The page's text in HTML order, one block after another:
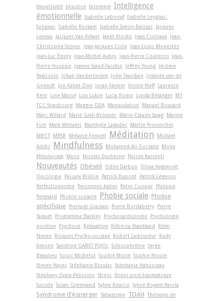
Impulsivité Injustice Insomnie Intelligence
émotionnelle Isabelle Leboeuf Isabelle Leygnac-
Solignac Isabelle Roskam Isabelle Simon-Baïssas
Jacques
Leveau
Jacques Van Rillaer Janet Klosko Jean Cottraux
Jean-
Christophe Seznec
Jean-Jacques Colin
Jean-Louis Monestès
Jean-Luc Émery
Jean-Michel Aubry Jean-Pierre Couteron
Jean-
Pierre Houppe
Jeanne Siaud-Facchin Jeffrey Young
Jérôme
Palazzolo
Johan Vanderlinden John Teasdale
Jolande van de
Griendt
Jon Kabat-Zinn Joran Farnier Kristin Neff
Laurence
Kern
Line Massé Lou Lubie Lucia Romo Lynda Bélanger
M1
TCC Strasbourg
Maggie ODA Manipulation
Manuel Bouvard
Marc Willard
Marie Grall-Bronnec Marie-Claude Saiag
Marine
Fort
Mark Williams Marthylle Lagadec
Martin Provencher
MBCT
MBSR Melanie Fennell Méditation
Michael
Addis
Mindfulness Mohamed-Ali Gorsane
Moïra
Mikolajczak
Muzo Nicolas Duchesne Nicole Karsenti
Nouveautés Obésité Odile Darbon
Olivia Hagimont
Oncologie
Pascale Brillon Patrick Dupont
Patrick Légeron
Perfectionnisme
Personnes âgées Peter Cooper
Philippe
Peignard
Phobie scolaire Phobie sociale Phobie
spécifique
Pierluigi Graziani Pierre Bordaberry
Pierre
Taquet
Programme Barkley Psychocardiologie
Psychologie
positive
Psychose Relaxation Rébecca Shankland
Rémi
Neveu
Risques Psycho-sociaux Robert Ladouceur
Rudy
Simone Sandrine GABET PUJOL Schizophrénie Serge
Beaulieu Soizic Michelot Sophie Morin Sophie Nicole
Steven Hayes Stéphanie Bioulac Stéphanie Hahusseau
Stéphany Orain-Pelissolo Stress Stress post-traumatique
Suicide Susan Greenland Sylvie Beacco Sylvie Royant-Parola
Syndrome d'Asperger Tabagisme TDAH Thérapie de